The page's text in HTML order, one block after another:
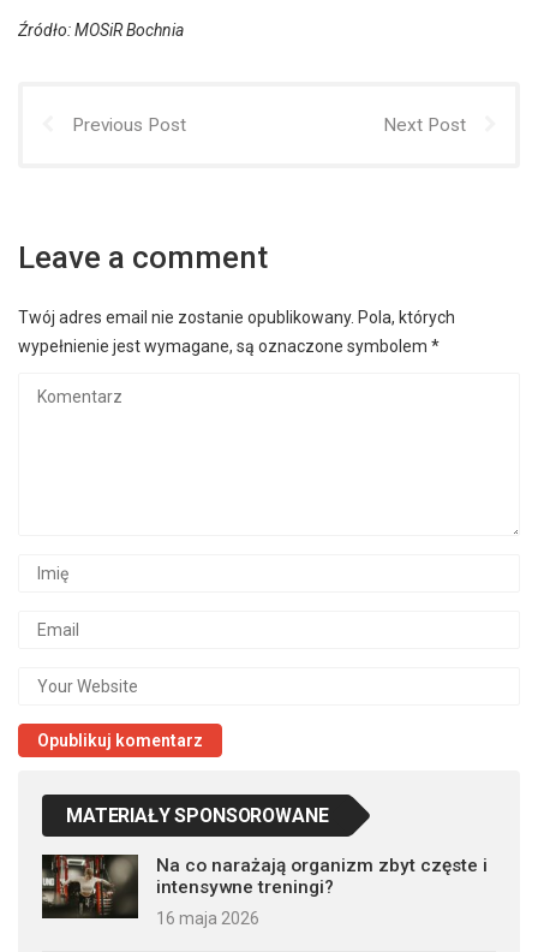
Źródło: MOSiR Bochnia
Previous Post Next Post
Leave a comment
Twój adres email nie zostanie opublikowany. Pola, których
wypełnienie jest wymagane, są oznaczone symbolem *
MATERIAŁY SPONSOROWANE
Na co narażają organizm zbyt częste i
intensywne treningi?
16 maja 2026